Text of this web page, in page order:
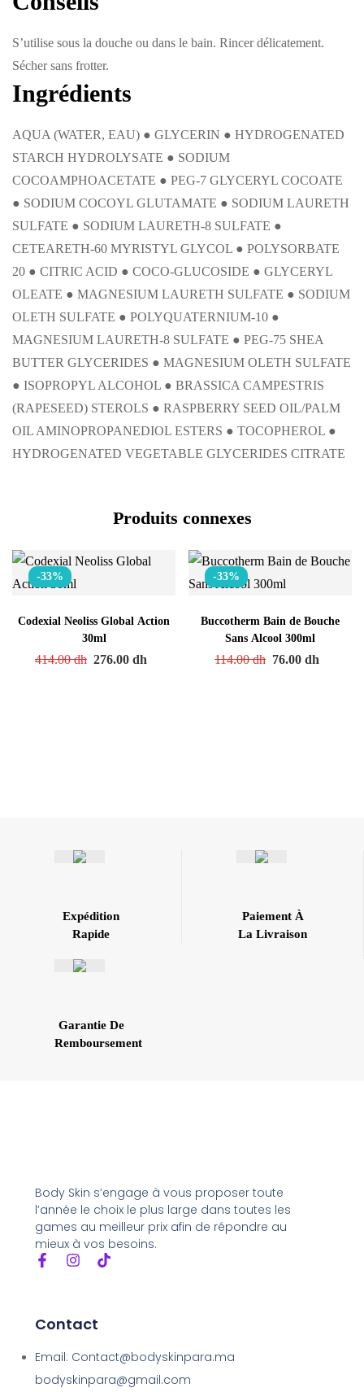
S’utilise sous la douche ou dans le bain. Rincer délicatement.
Sécher sans frotter.
Ingrédients
AQUA (WATER, EAU) ● GLYCERIN ● HYDROGENATED
STARCH HYDROLYSATE ● SODIUM
COCOAMPHOACETATE ● PEG-7 GLYCERYL COCOATE
● SODIUM COCOYL GLUTAMATE ● SODIUM LAURETH
SULFATE ● SODIUM LAURETH-8 SULFATE ●
CETEARETH-60 MYRISTYL GLYCOL ● POLYSORBATE
20 ● CITRIC ACID ● COCO-GLUCOSIDE ● GLYCERYL
OLEATE ● MAGNESIUM LAURETH SULFATE ● SODIUM
OLETH SULFATE ● POLYQUATERNIUM-10 ●
MAGNESIUM LAURETH-8 SULFATE ● PEG-75 SHEA
BUTTER GLYCERIDES ● MAGNESIUM OLETH SULFATE
● ISOPROPYL ALCOHOL ● BRASSICA CAMPESTRIS
(RAPESEED) STEROLS ● RASPBERRY SEED OIL/PALM
OIL AMINOPROPANEDIOL ESTERS ● TOCOPHEROL ●
HYDROGENATED VEGETABLE GLYCERIDES CITRATE
Produits connexes
-33%
Codexial Neoliss Global Action
30ml
414.00dh 276.00 dh
-33%
Buccotherm Bain de Bouche
Sans Alcool 300ml
114.00dh 76.00 dh
Paiement À
La Livraison
Expédition
Rapide
Garantie De
Remboursement
Body Skin s’engage à vous proposer toute
l’année le choix le plus large dans toutes les
games au meilleur prix afin de répondre au
mieux à vos besoins.
Contact
Email: Contact@bodyskinpara.ma
bodyskinpara@gmail.com